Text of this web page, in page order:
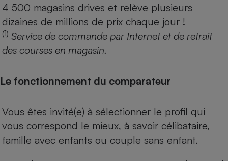
4 500 magasins drives et relève plusieurs
dizaines de millions de prix chaque jour !
(1) Service de commande par Internet et de retrait
des courses en magasin.
Le fonctionnement du comparateur
Vous êtes invité(e) à sélectionner le profil qui
vous correspond le mieux, à savoir célibataire,
famille avec enfants ou couple sans enfant.